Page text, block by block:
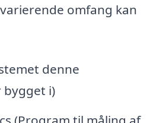
omfang kan
denne
bygget i)